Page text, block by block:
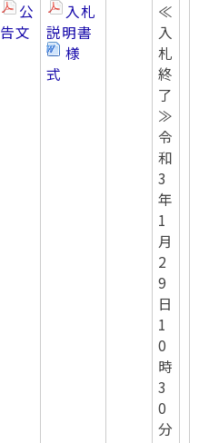
公
告文
入札
説明書
様
式
≪
入
札
終
了
≫
令
和
3
年
1
月
2
9
日
1
0
時
3
0
分